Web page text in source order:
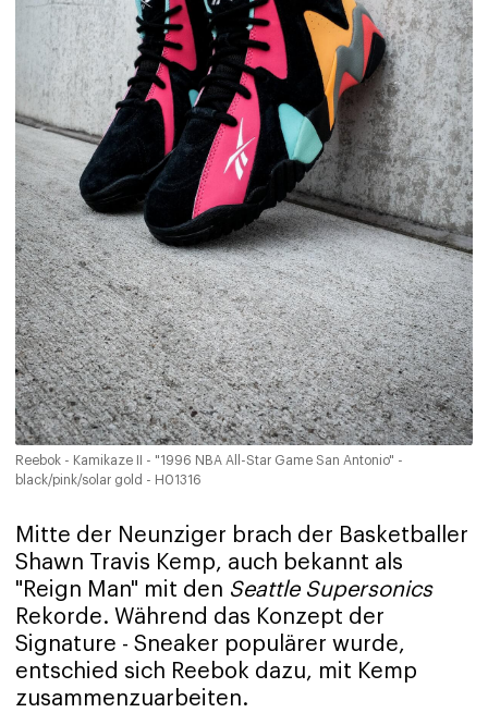
Reebok - Kamikaze II - "1996 NBA All-Star Game San Antonio" -
black/pink/solar gold - H01316
Mitte der Neunziger brach der Basketballer
Shawn Travis Kemp, auch bekannt als
"Reign Man" mit den Seattle Supersonics
Rekorde. Während das Konzept der
Signature - Sneaker populärer wurde,
entschied sich Reebok dazu, mit Kemp
zusammenzuarbeiten.